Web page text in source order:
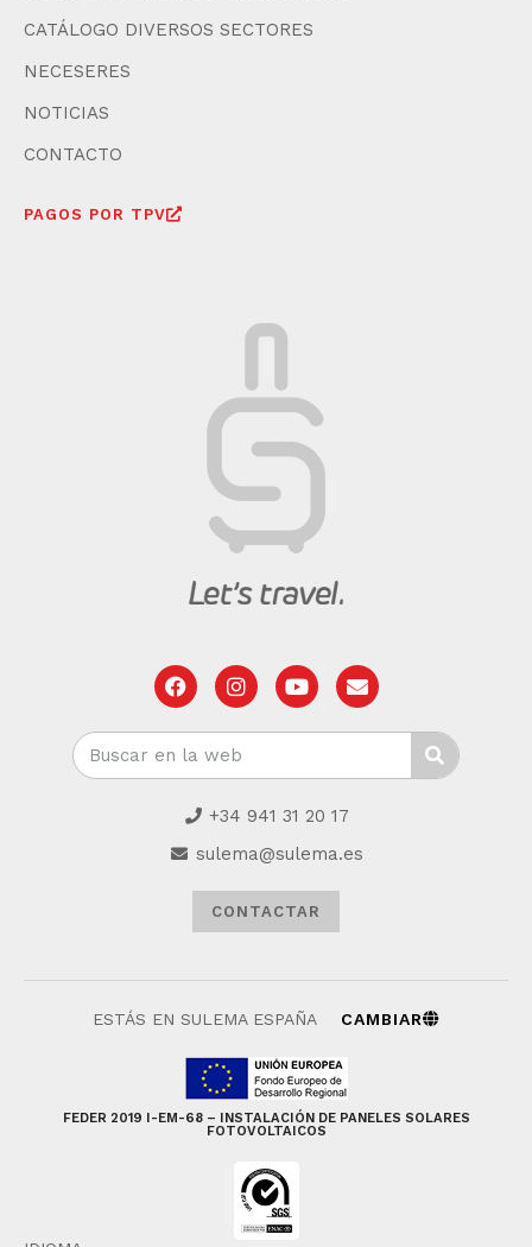
CATÁLOGO DIVERSOS SECTORES
NECESERES
NOTICIAS
CONTACTO
PAGOS POR TPV
+34 941 31 20 17
sulema@sulema.es
CONTACTAR
ESTÁS EN SULEMA ESPAÑA CAMBIAR
FEDER 2019 I-EM-68 – INSTALACIÓN DE PANELES SOLARES
FOTOVOLTAICOS